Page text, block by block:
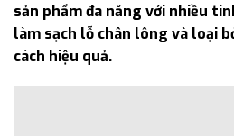
sản phẩm đa năng với nhiều
làm sạch lỗ chân lông và loại
cách hiệu quả.